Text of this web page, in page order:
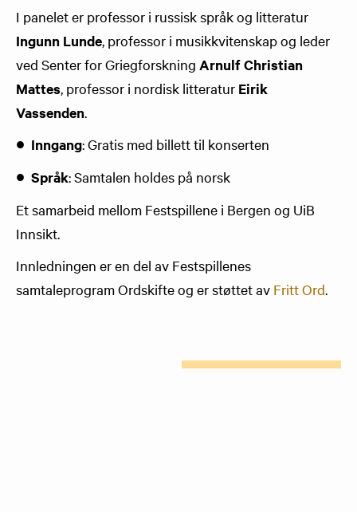
I panelet er professor i russisk språk og litteratur
Ingunn Lunde, professor i musikkvitenskap og leder
ved Senter for Griegforskning Arnulf Christian
Mattes, professor i nordisk litteratur Eirik
Vassenden.
Inngang: Gratis med billett til konserten
Språk: Samtalen holdes på norsk
Et samarbeid mellom Festspillene i Bergen og UiB
Innsikt.
Innledningen er en del av Festspillenes
samtaleprogram Ordskifte og er støttet av Fritt Ord.